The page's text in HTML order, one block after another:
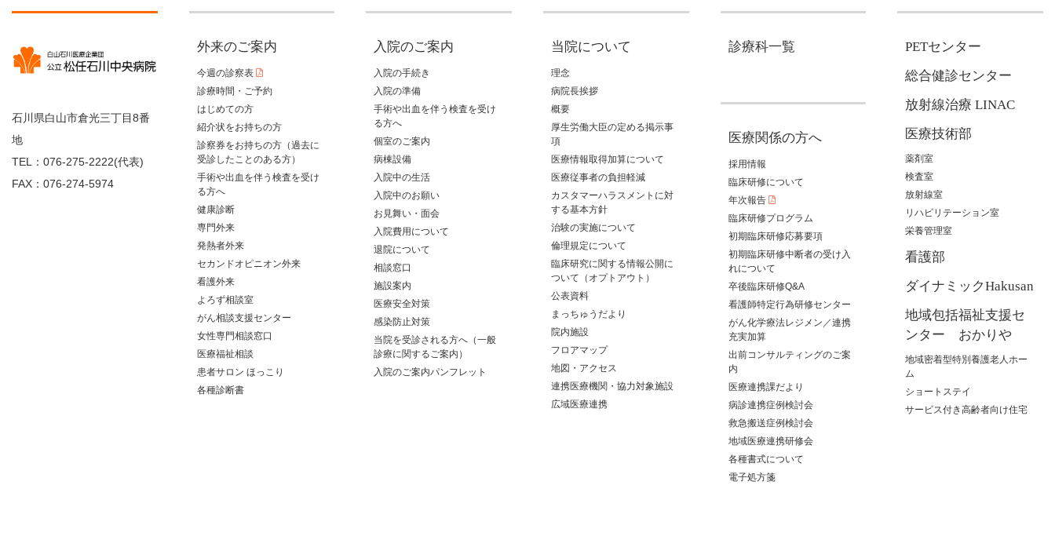
石川県白山市倉光三丁目8番
地
TEL：076-275-2222(代表)
FAX：076-274-5974
外来のご案内
今週の診察表
診療時間・ご予約
はじめての方
紹介状をお持ちの方
診察券をお持ちの方（過去に
受診したことのある方）
手術や出血を伴う検査を受け
る方へ
健康診断
専門外来
発熱者外来
セカンドオピニオン外来
看護外来
よろず相談室
がん相談支援センター
女性専門相談窓口
医療福祉相談
患者サロン ほっこり
各種診断書
入院のご案内
入院の手続き
入院の準備
手術や出血を伴う検査を受け
る方へ
個室のご案内
病棟設備
入院中の生活
入院中のお願い
お見舞い・面会
入院費用について
退院について
相談窓口
施設案内
医療安全対策
感染防止対策
当院を受診される方へ（一般
診療に関するご案内）
入院のご案内パンフレット
当院について
理念
病院長挨拶
概要
厚生労働大臣の定める掲示事
項
医療情報取得加算について
医療従事者の負担軽減
カスタマーハラスメントに対
する基本方針
治験の実施について
倫理規定について
臨床研究に関する情報公開に
ついて（オプトアウト）
公表資料
まっちゅうだより
院内施設
フロアマップ
地図・アクセス
連携医療機関・協力対象施設
広域医療連携
診療科一覧
医療関係の方へ
採用情報
臨床研修について
年次報告
臨床研修プログラム
初期臨床研修応募要項
初期臨床研修中断者の受け入
れについて
卒後臨床研修Q&A
看護師特定行為研修センター
がん化学療法レジメン／連携
充実加算
出前コンサルティングのご案
内
医療連携課だより
病診連携症例検討会
救急搬送症例検討会
地域医療連携研修会
各種書式について
電子処方箋
PETセンター
総合健診センター
放射線治療 LINAC
医療技術部
薬剤室
検査室
放射線室
リハビリテーション室
栄養管理室
看護部
ダイナミックHakusan
地域包括福祉支援セ
ンター おかりや
地域密着型特別養護老人ホー
ム
ショートステイ
サービス付き高齢者向け住宅